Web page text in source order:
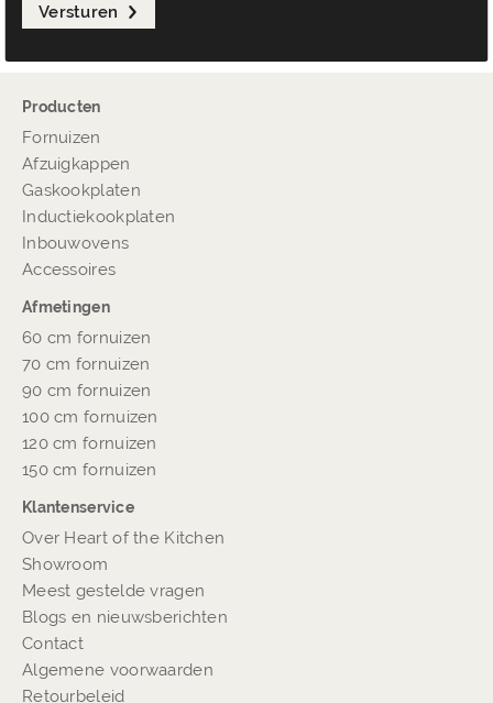
Versturen
Producten
Fornuizen
Afzuigkappen
Gaskookplaten
Inductiekookplaten
Inbouwovens
Accessoires
Afmetingen
60 cm fornuizen
70 cm fornuizen
90 cm fornuizen
100 cm fornuizen
120 cm fornuizen
150 cm fornuizen
Klantenservice
Over Heart of the Kitchen
Showroom
Meest gestelde vragen
Blogs en nieuwsberichten
Contact
Algemene voorwaarden
Retourbeleid